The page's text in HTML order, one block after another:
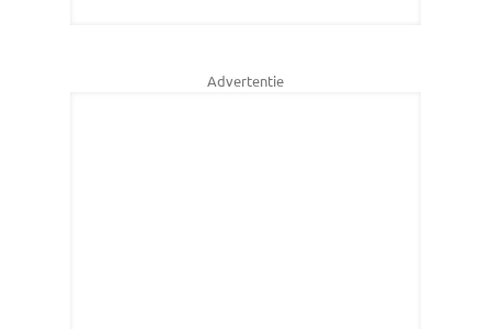
Advertentie